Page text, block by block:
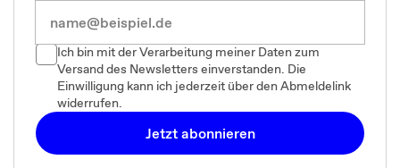
Ich bin mit der Verarbeitung meiner Daten zum
Versand des Newsletters einverstanden. Die
Einwilligung kann ich jederzeit über den Abmeldelink
widerrufen.
Jetzt abonnieren